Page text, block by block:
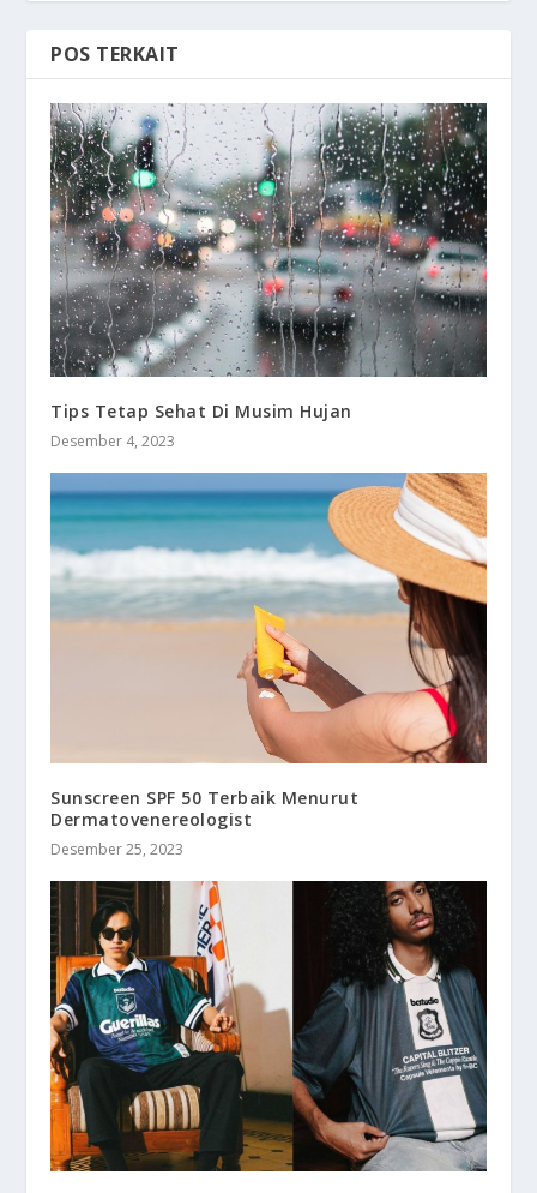
POS TERKAIT
Tips Tetap Sehat Di Musim Hujan
Desember 4, 2023
Sunscreen SPF 50 Terbaik Menurut
Dermatovenereologist
Desember 25, 2023